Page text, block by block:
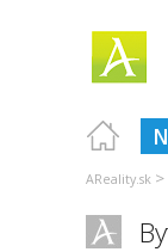
AReality.sk >